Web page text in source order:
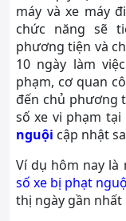
máy và xe máy
chức năng sẽ
phương tiện và
10 ngày làm
phạm, cơ quan
đến chủ phương
số xe vi phạm
nguội cập nhật
Ví dụ hôm nay là
số xe bị phạt
thị ngày gần nhất